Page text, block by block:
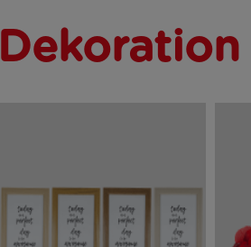
Dekoration